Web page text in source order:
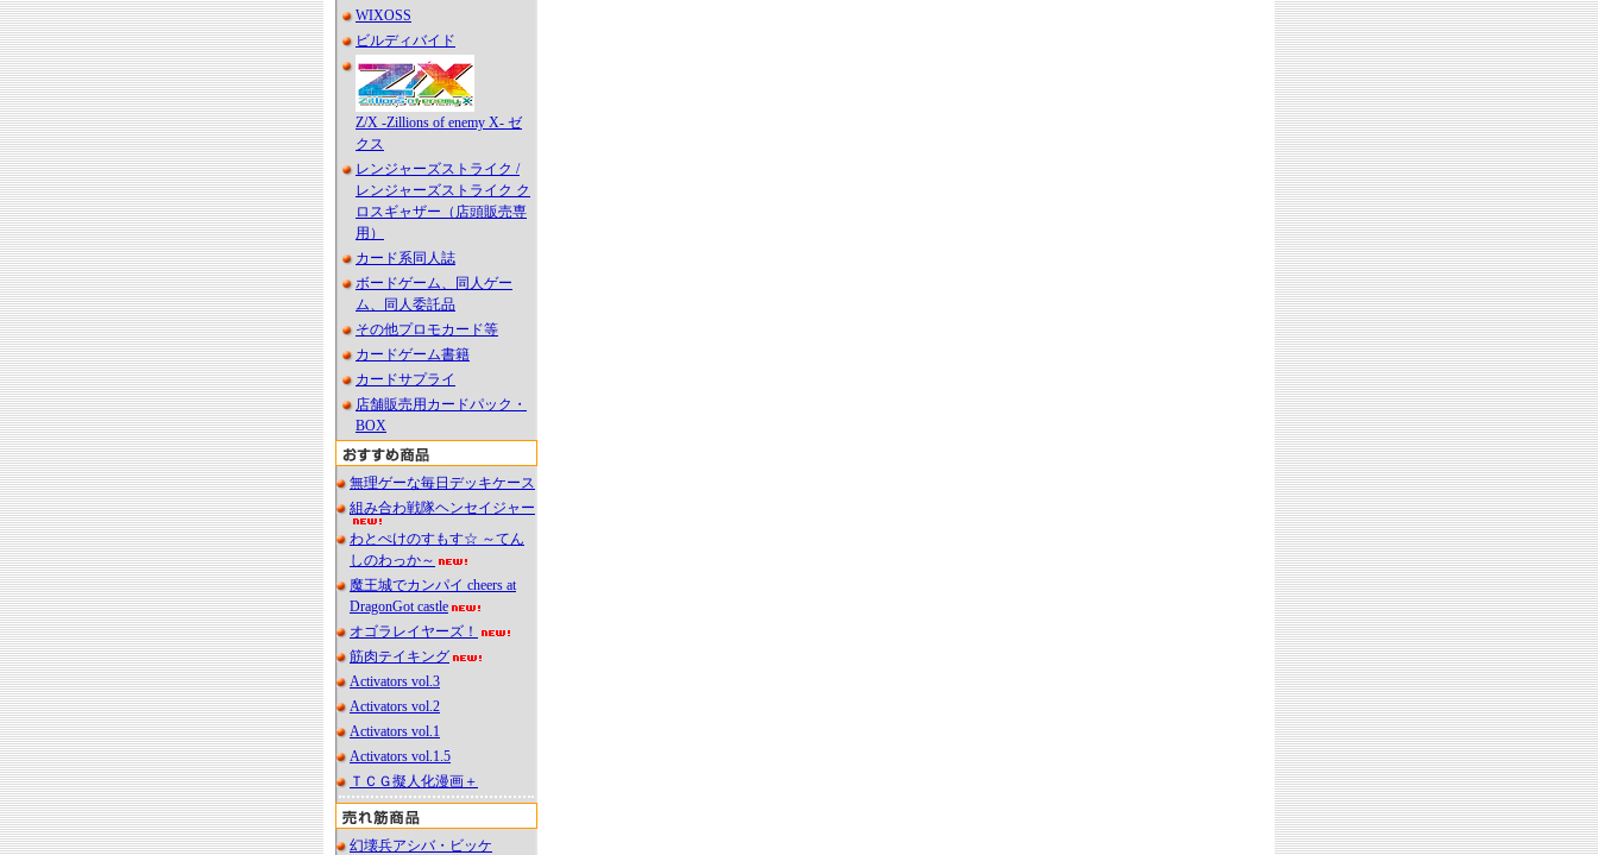
WIXOSS
ビルディバイド
Z/X -Zillions of enemy X- ゼ
クス
レンジャーズストライク /
レンジャーズストライク ク
ロスギャザー（店頭販売専
用）
カード系同人誌
ボードゲーム、同人ゲー
ム、同人委託品
その他プロモカード等
カードゲーム書籍
カードサプライ
店舗販売用カードパック・
BOX
無理ゲーな毎日デッキケース
組み合わ戦隊ヘンセイジャー
わとぺけのすもす☆ ～てん
しのわっか～
魔王城でカンパイ cheers at
DragonGot castle
オゴラレイヤーズ！
筋肉テイキング
Activators vol.3
Activators vol.2
Activators vol.1
Activators vol.1.5
ＴＣＧ擬人化漫画＋
幻壊兵アシバ・ビッケ